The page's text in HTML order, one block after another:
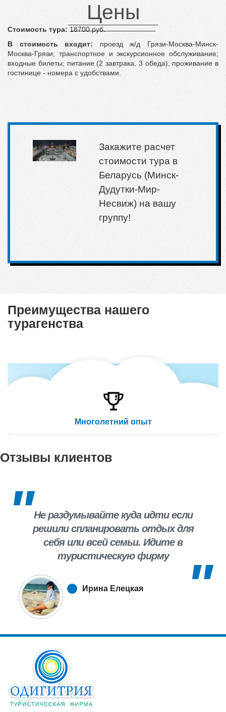
Цены
Стоимость тура: 18700 руб.
В стоимость входит: проезд ж/д Грязи-Москва-Минск-
Москва-Грязи; транспортное и экскурсионное обслуживание;
входные билеты; питание (2 завтрака, 3 обеда); проживание в
гостинице - номера с удобствами.
Закажите расчет
стоимости тура в
Беларусь (Минск-
Дудутки-Мир-
Несвиж) на вашу
группу!
Преимущества нашего
турагенства
Многолетний опыт
Отзывы клиентов
Не раздумывайте куда идти если
решили спланировать отдых для
себя или всей семьи. Идите в
туристическую фирму
познавательную поездку в Санкт-
Петербург! Мне всё понравилось!
Ирина Елецкая